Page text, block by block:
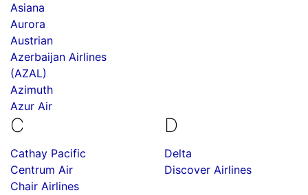
Asiana
Aurora
Austrian
Azerbaijan Airlines
(AZAL)
Azimuth
Azur Air
C
Cathay Pacific
Centrum Air
Chair Airlines
D
Delta
Discover Airlines